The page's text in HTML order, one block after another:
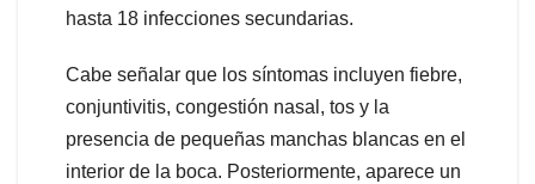
hasta 18 infecciones secundarias.
Cabe señalar que los síntomas incluyen fiebre,
conjuntivitis, congestión nasal, tos y la
presencia de pequeñas manchas blancas en el
interior de la boca. Posteriormente, aparece un